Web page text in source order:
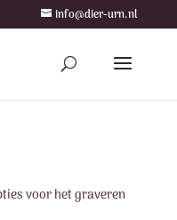
info@dier-urn.nl
voor het graveren